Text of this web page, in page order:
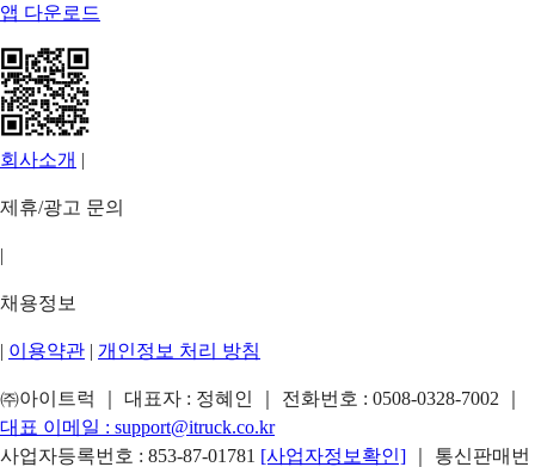
앱 다운로드
회사소개 |
제휴/광고 문의
|
채용정보
| 이용약관 | 개인정보 처리 방침
㈜아이트럭 ｜ 대표자 : 정혜인 ｜ 전화번호 : 0508-0328-7002
대표 이메일 : support@itruck.co.kr
사업자등록번호 : 853-87-01781 [사업자정보확인]
｜ 통신판매번